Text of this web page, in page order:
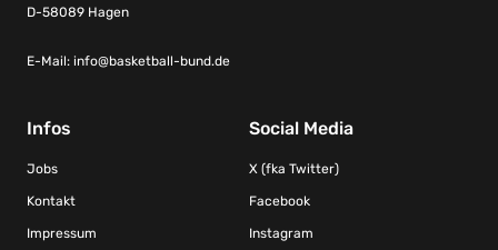
D-58089 Hagen
E-Mail: info@basketball-bund.de
Infos
Jobs
Kontakt
Impressum
Social Media
X (fka Twitter)
Facebook
Instagram